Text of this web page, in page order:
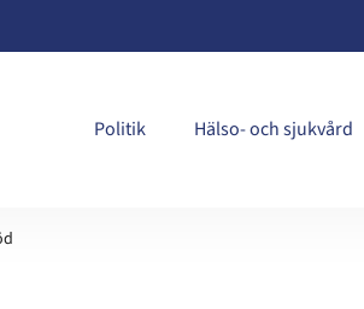
Politik Hälso- och sjukvård